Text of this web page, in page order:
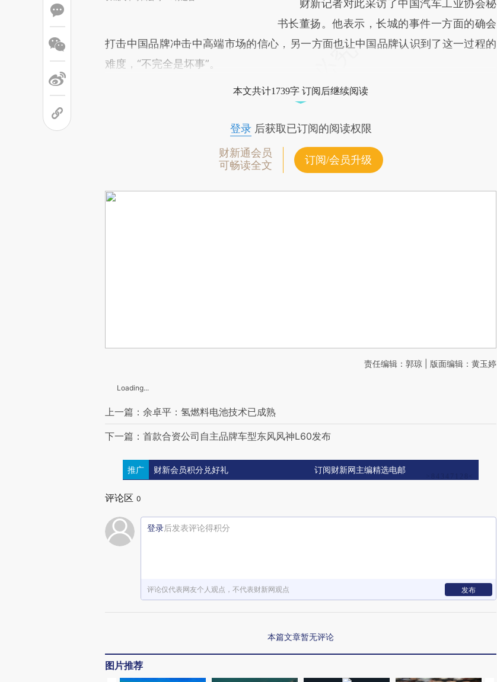
财新记者对此采访了中国汽车工业协会秘
书长董扬。他表示，长城的事件一方面的确会
打击中国品牌冲击中高端市场的信心，另一方面也让中国品牌认识到了这一过程的
难度，“不完全是坏事”。
本文共计1739字 订阅后继续阅读
登录后获取已订阅的阅读权限
财新通会员
可畅读全文
订阅/会员升级
责任编辑：郭琼 | 版面编辑：黄玉婷
Loading...
上一篇：余卓平：氢燃料电池技术已成熟
下一篇：首款合资公司自主品牌车型东风风神L60发布
推广 财新会员积分兑好礼 订阅财新网主编精选电邮
评论区 0
登录后发表评论得积分
评论仅代表网友个人观点，不代表财新网观点 发布
本篇文章暂无评论
图片推荐